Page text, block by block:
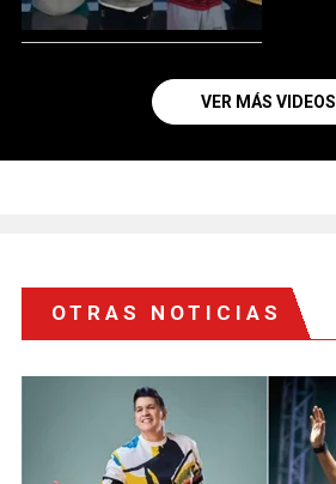
VER MÁS VIDEOS
OTRAS NOTICIAS